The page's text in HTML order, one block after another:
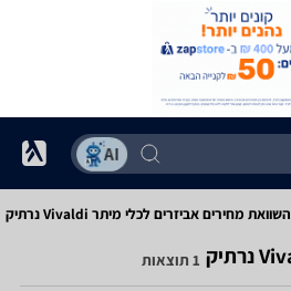
השוואת מחירים אביזרים לכלי מיתר ‏Vivaldi ‏נרתיק
1 תוצאות